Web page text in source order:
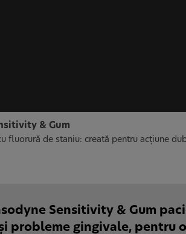
& Gum
fluorură de staniu: creată pentru acţiune
Sensitivity & Gum
probleme gingivale, pentru